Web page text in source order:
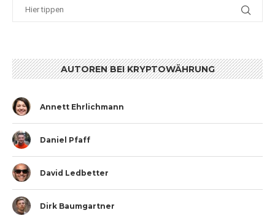
AUTOREN BEI KRYPTOWÄHRUNG
Annett Ehrlichmann
Daniel Pfaff
David Ledbetter
Dirk Baumgartner